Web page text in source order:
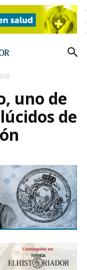
uno de
de